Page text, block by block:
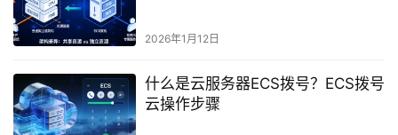
2026年1月12日
什么是云服务器ECS拨号？ECS拨号
云操作步骤